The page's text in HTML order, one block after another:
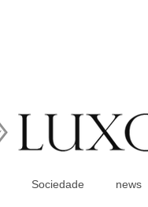
Sociedade news